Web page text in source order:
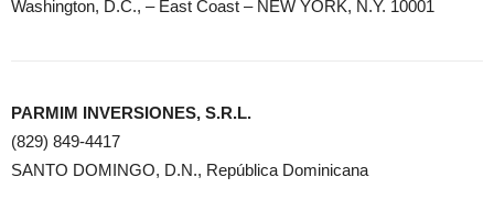
Washington, D.C., – East Coast – NEW YORK, N.Y. 10001
PARMIM INVERSIONES, S.R.L.
(829) 849-4417
SANTO DOMINGO, D.N., República Dominicana